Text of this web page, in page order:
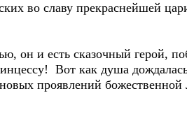
во славу прекраснейшей
он и есть сказочный герой,
Вот как душа
проявлений